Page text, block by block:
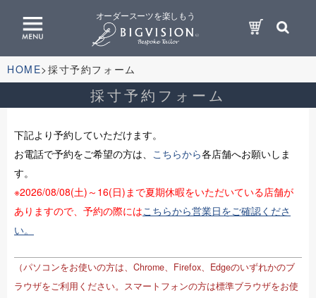
オーダースーツを楽しもう
HOME 採寸予約フォーム
採寸予約フォーム
下記より予約していただけます。
お電話で予約をご希望の方は、 こちらから各店舗へお願いしま
す。
※2026/08/08(土)～16(日)まで夏期休暇をいただいている店舗が
ありますので、予約の際にはこちらから営業日をご確認くださ
い。
（パソコンをお使いの方は、Chrome、Firefox、Edgeのいずれかのブ
ラウザをご利用ください。スマートフォンの方は標準ブラウザをお使